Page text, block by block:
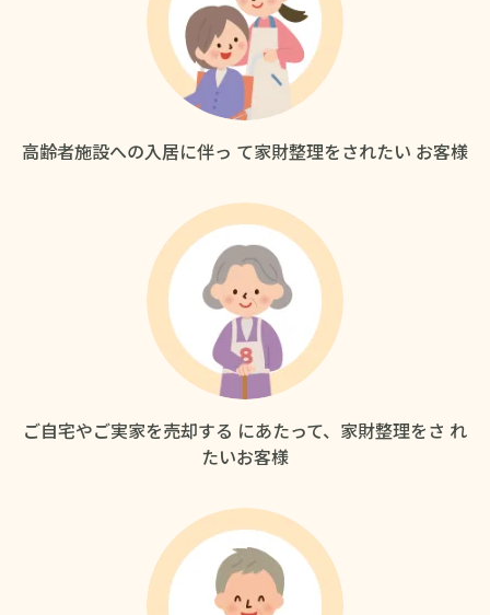
高齢者施設への入居に伴っ て家財整理をされたい お客様
ご自宅やご実家を売却する にあたって、家財整理をさ れ
たいお客様